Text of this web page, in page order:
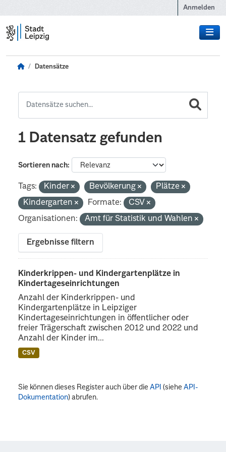
Anmelden
Datensätze
1 Datensatz gefunden
Sortieren nach
Tags: Kinder Bevölkerung
Plätze
Kindergarten
Formate:
CSV
Organisationen:
Amt für Statistik und Wahlen
Ergebnisse filtern
Kinderkrippen- und Kindergartenplätze in
Kindertageseinrichtungen
Anzahl der Kinderkrippen- und
Kindergartenplätze in Leipziger
Kindertageseinrichtungen in öffentlicher oder
freier Trägerschaft zwischen 2012 und 2022 und
Anzahl der Kinder im...
CSV
Sie können dieses Register auch über dieAPI (sieheAPI-
Dokumentation) abrufen.